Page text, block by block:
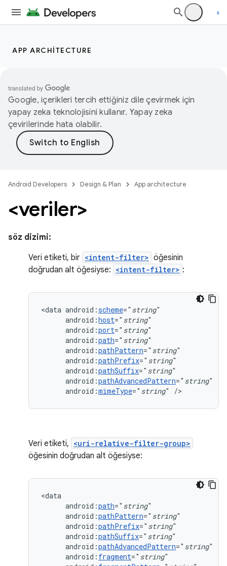
APP ARCHITECTURE
Google, içerikleri tercih ettiğiniz dile çevirmek için
yapay zeka teknolojisini kullanır. Yapay zeka
çevirilerinde hata olabilir.
Android Developers Design & Plan App architecture
<veriler>
söz dizimi:
Veri etiketi, bir <intent-filter> öğesinin
doğrudan alt öğesiyse: <intent-filter> :
<data android:scheme=" string
android:host=" string
android:port=" string
android:path=" string
android:pathPattern=" string
android:pathPrefix=" string
android:pathSuffix=" string
android:pathAdvancedPattern=" string
android:mimeType=" string" />
Veri etiketi, <uri-relative-filter-group>
öğesinin doğrudan alt öğesiyse:
android:path=" string
android:pathPattern=" string
android:pathPrefix=" string
android:pathSuffix=" string
android:pathAdvancedPattern=" string
android: fragment=" string